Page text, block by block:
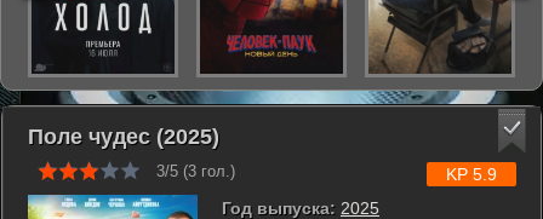
Поле чудес (2025)
3/5 (3 гол.)
Год выпуска: 2025
KP 5.9